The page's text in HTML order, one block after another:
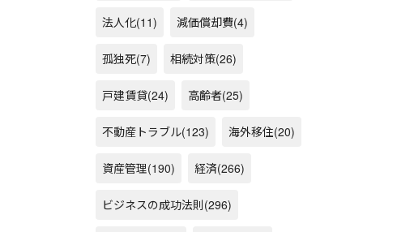
法人化(11) 減価償却費(4)
孤独死(7) 相続対策(26)
戸建賃貸(24) 高齢者(25)
不動産トラブル(123) 海外移住(20)
資産管理(190) 経済(266)
ビジネスの成功法則(296)